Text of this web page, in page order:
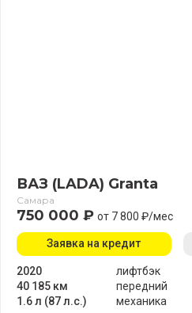
ВАЗ (LADA) Granta
Самара
750 000 ₽ от 7 800 ₽/мес
2020
40 185 км
1.6 л (87 л.с.)
лифтбэк
передний
механика
Заявка на кредит